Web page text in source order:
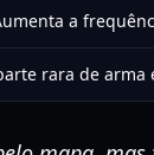
a
rara de